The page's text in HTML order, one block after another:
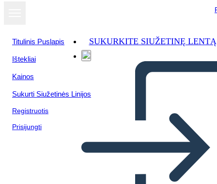
Titulinis Puslapis
Ištekliai
Kainos
Sukurti Siužetinės Linijos
Registruotis
Prisijungti
SUKURKITE SIUŽETINĘ LENTĄ